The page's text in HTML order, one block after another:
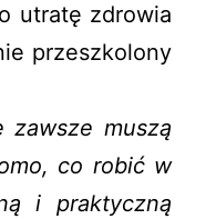
utratę zdrowia
przeszkolony
zawsze muszą
co robić w
i praktyczną